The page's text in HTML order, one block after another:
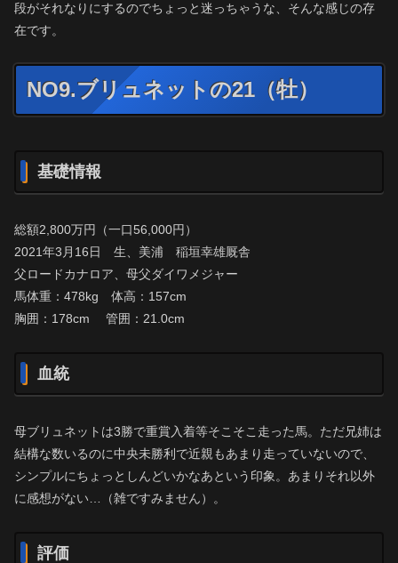
段がそれなりにするのでちょっと迷っちゃうな、そんな感じの存
在です。
NO9.ブリュネットの21（牡）
基礎情報
総額2,800万円（一口56,000円）
2021年3月16日 生、美浦 稲垣幸雄厩舎
父ロードカナロア、母父ダイワメジャー
馬体重：478kg 体高：157cm
胸囲：178cm 管囲：21.0cm
血統
母ブリュネットは3勝で重賞入着等そこそこ走った馬。ただ兄姉は
結構な数いるのに中央未勝利で近親もあまり走っていないので、
シンプルにちょっとしんどいかなあという印象。あまりそれ以外
に感想がない…（雑ですみません）。
評価